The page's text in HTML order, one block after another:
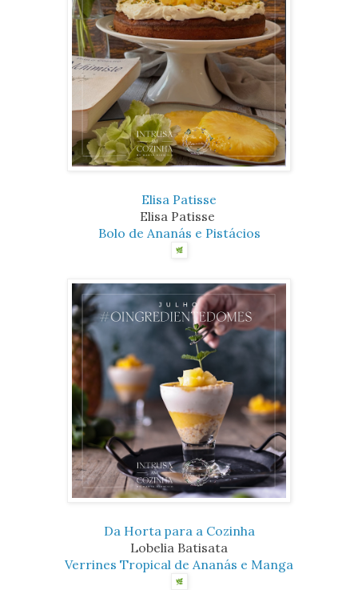
Elisa Patisse
Elisa Patisse
Bolo de Ananás e Pistácios
Da Horta para a Cozinha
Lobelia Batisata
Verrines Tropical de Ananás e Manga